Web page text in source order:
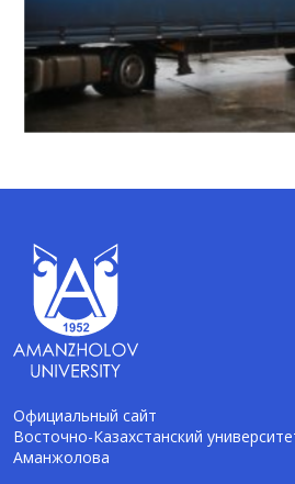
Официальный сайт
Восточно-Казахстанский
Аманжолова